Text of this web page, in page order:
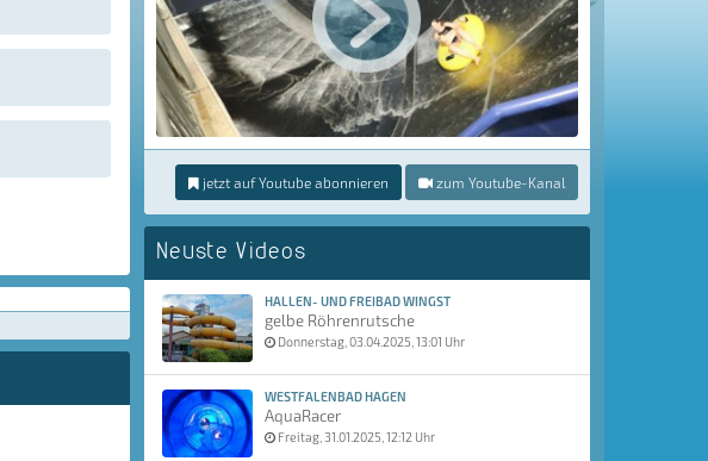
jetzt auf Youtube abonnieren zum Youtube-Kanal
Neuste Videos
HALLEN- UND FREIBAD WINGST
gelbe Röhrenrutsche
Donnerstag, 03.04.2025, 13:01 Uhr
WESTFALENBAD HAGEN
AquaRacer
Freitag, 31.01.2025, 12:12 Uhr